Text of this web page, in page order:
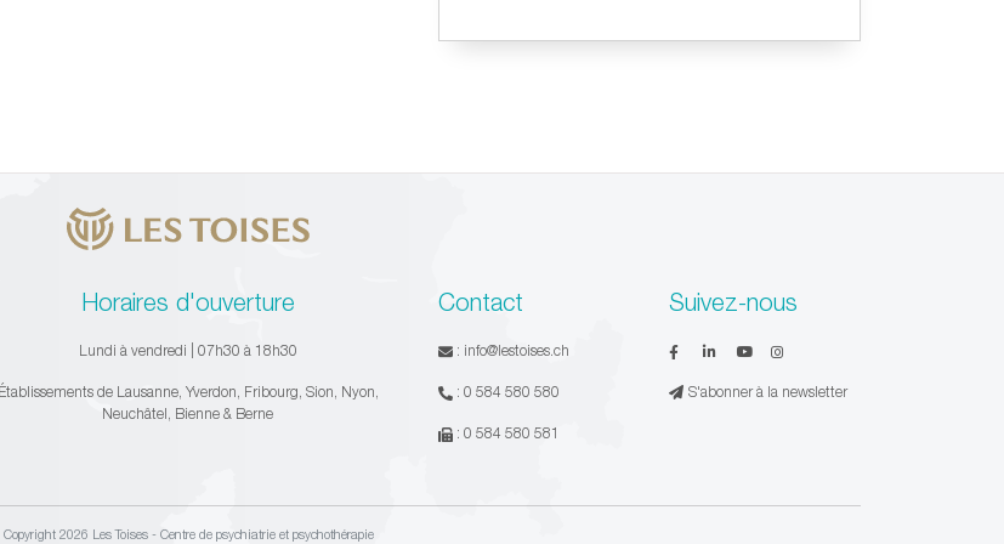
Horaires d'ouverture
Lundi à vendredi | 07h30 à 18h30
Établissements de Lausanne, Yverdon, Fribourg, Sion, Nyon,
Neuchâtel, Bienne & Berne
Contact
: info@lestoises.ch
: 0 584 580 580
: 0 584 580 581
Suivez-nous
S'abonner à la newsletter
Copyright 2026 Les Toises - Centre de psychiatrie et psychothérapie